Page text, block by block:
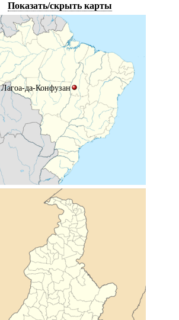
Показать/скрыть карты
Лагоа-да-Конфузан